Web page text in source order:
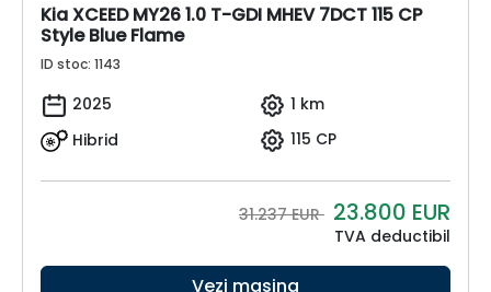
Kia XCEED MY26 1.0 T-GDI MHEV 7DCT 115 CP
Style Blue Flame
ID stoc: 1143
2025
1 km
Hibrid
115 CP
31.237 EUR 23.800 EUR
TVA deductibil
Vezi mașina